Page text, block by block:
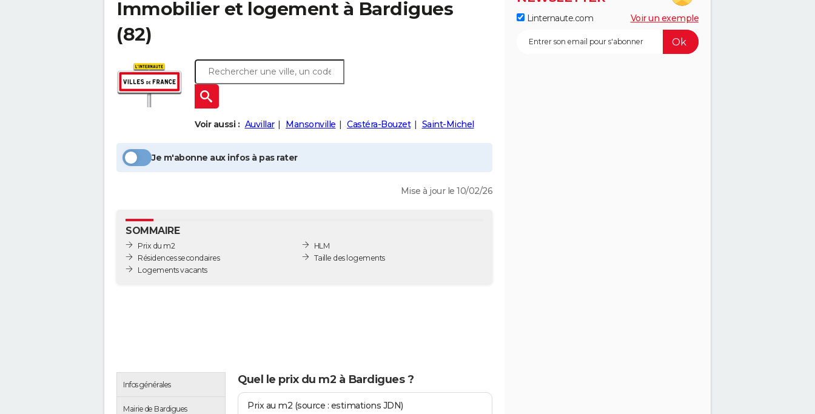
Immobilier et logement à Bardigues
(82)
Voir aussi : Auvillar Mansonville Castéra-Bouzet Saint-Michel
Je m'abonne aux infos à pas rater
Mise à jour le 10/02/26
SOMMAIRE
Prix du m2
Résidences secondaires
Logements vacants
HLM
Taille des logements
Infos générales
Mairie de Bardigues
Quel le prix du m2 à Bardigues ?
Prix au m2 (source : estimations JDN)
Linternaute.com Voir un exemple